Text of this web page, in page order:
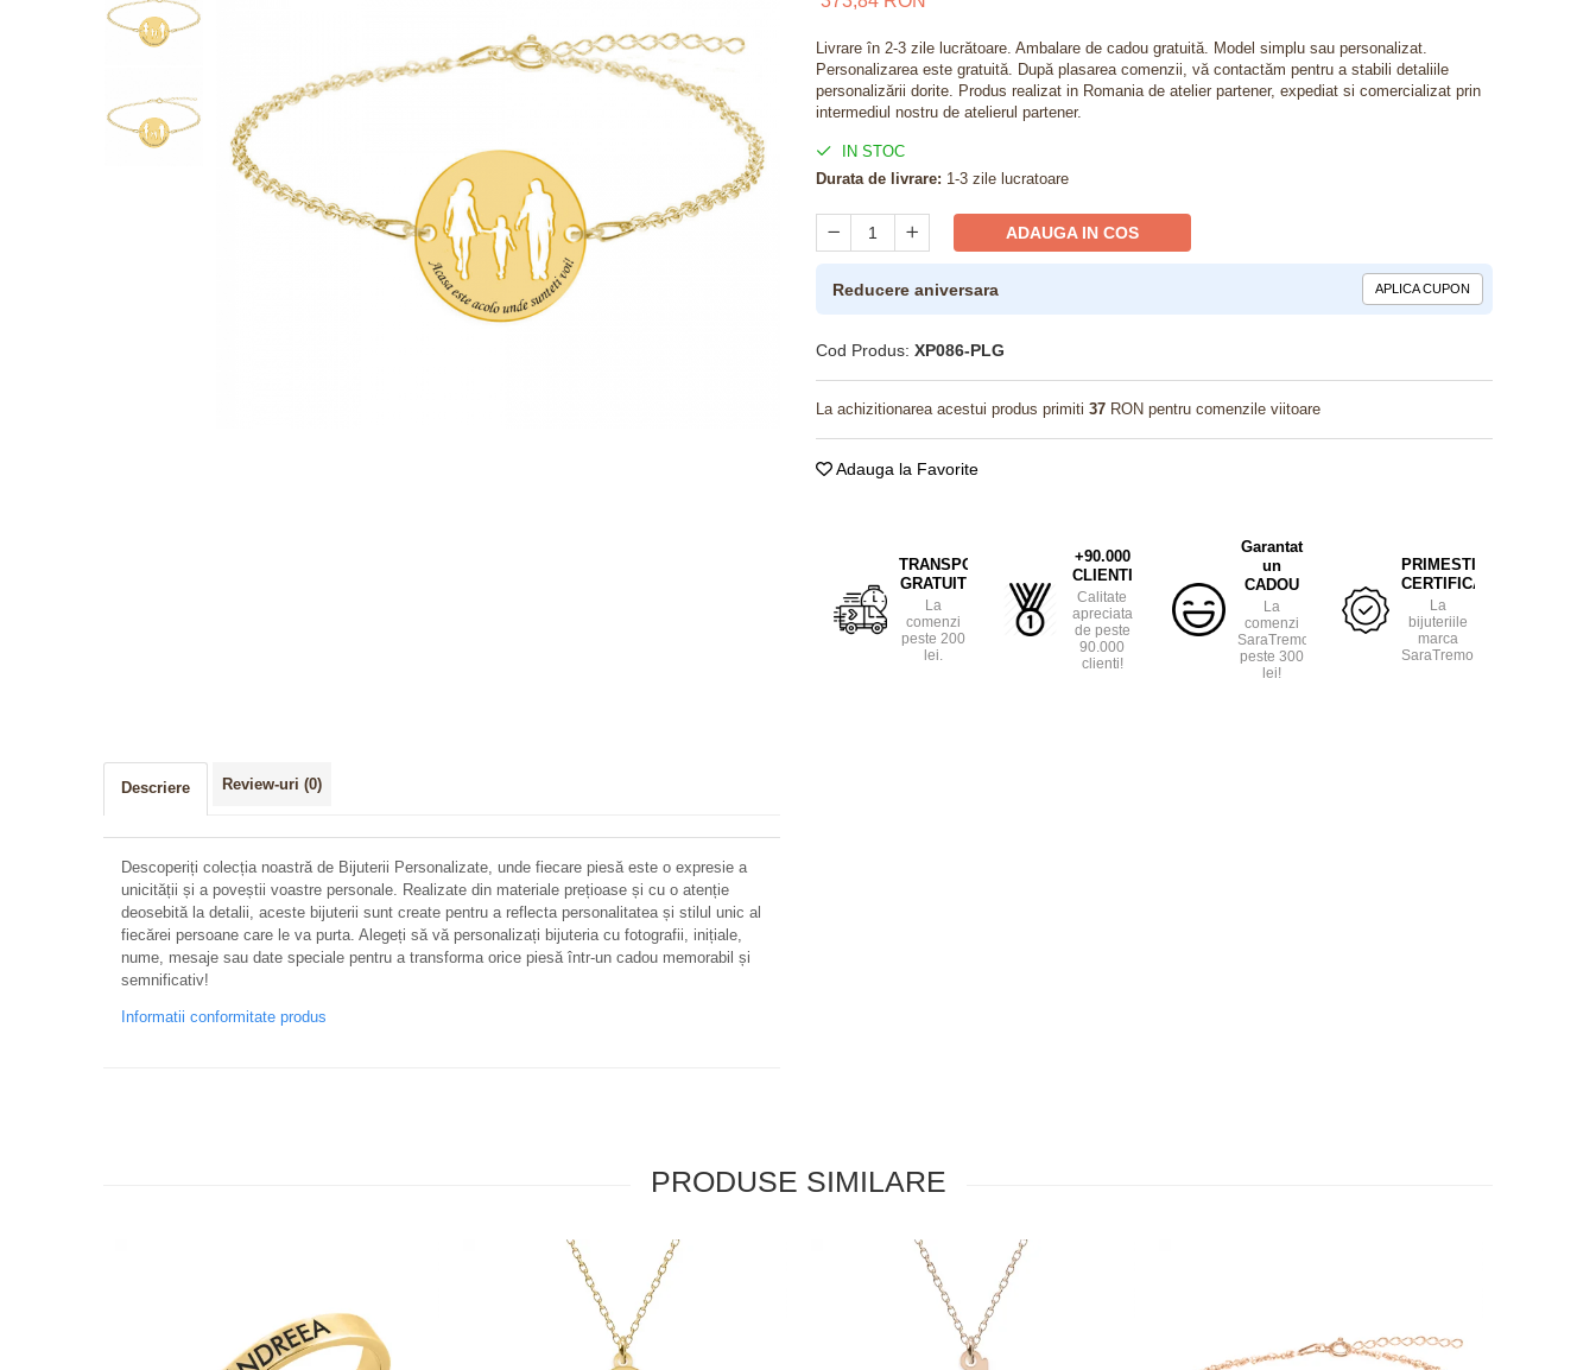
Bijuterii pentru barbati
Livrare în 2-3 zile lucrătoare. Ambalare de cadou gratuită. Model simplu sau personalizat.
Personalizarea este gratuită. După plasarea comenzii, vă contactăm pentru a stabili detaliile
personalizării dorite. Produs realizat in Romania de atelier partener, expediat si comercializat prin
intermediul nostru de atelierul partener.
IN STOC
Durata de livrare: 1-3 zile lucratoare
ADAUGA IN COS
Reducere aniversara APLICA CUPON
Cod Produs: XP086-PLG
La achizitionarea acestui produs primiti 37 RON pentru comenzile viitoare
Adauga la Favorite
TRANSPORT
GRATUIT
La
comenzi
peste 200
lei.
+90.000
CLIENTI
Calitate
apreciata
de peste
90.000
clienti!
Garantat
un
CADOU
La
comenzi
SaraTremo
peste 300
lei!
PRIMESTI
CERTIFICAT
La
bijuteriile
marca
SaraTremo.
Descriere Review-uri (0)
Descoperiți colecția noastră de Bijuterii Personalizate, unde fiecare piesă este o expresie a
unicității și a poveștii voastre personale. Realizate din materiale prețioase și cu o atenție
deosebită la detalii, aceste bijuterii sunt create pentru a reflecta personalitatea și stilul unic al
fiecărei persoane care le va purta. Alegeți să vă personalizați bijuteria cu fotografii, inițiale,
nume, mesaje sau date speciale pentru a transforma orice piesă într-un cadou memorabil și
semnificativ!
Informatii conformitate produs
PRODUSE SIMILARE